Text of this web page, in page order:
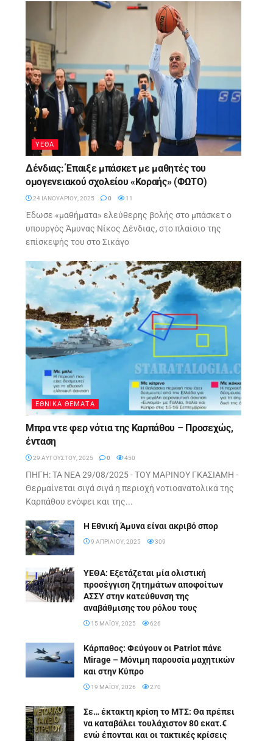
ΥΕΘΑ
Δένδιας: Έπαιξε μπάσκετ με μαθητές του
ομογενειακού σχολείου «Κοραής» (ΦΩΤΟ)
24 ΙΑΝΟΥΑΡΊΟΥ, 2025 0 11
Έδωσε «μαθήματα» ελεύθερης βολής στο μπάσκετ ο
υπουργός Άμυνας Νίκος Δένδιας, στο πλαίσιο της
επίσκεψής του στο Σικάγο
ΕΘΝΙΚΑ ΘΕΜΑΤΑ
Μπρα ντε φερ νότια της Καρπάθου – Προσεχώς,
ένταση
29 ΑΥΓΟΎΣΤΟΥ, 2025 0 450
ΠΗΓΗ: TA NEA 29/08/2025 - ΤΟΥ ΜΑΡIΝΟΥ ΓΚΑΣIΑΜΗ -
Θερμαίνεται σιγά σιγά η περιοχή νοτιοανατολικά της
Καρπάθου ενόψει και της...
Η Εθνική Άμυνα είναι ακριβό σπορ
9 ΑΠΡΙΛΊΟΥ, 2025 309
ΥΕΘΑ: Εξετάζεται μία ολιστική
προσέγγιση ζητημάτων αποφοίτων
ΑΣΣΥ στην κατεύθυνση της
αναβάθμισης του ρόλου τους
15 ΜΑΪ́ΟΥ, 2025 626
Κάρπαθος: Φεύγουν οι Patriot πάνε
Mirage – Μόνιμη παρουσία μαχητικών
και στην Κύπρο
19 ΜΑΪ́ΟΥ, 2026 270
Σε… έκτακτη κρίση το ΜΤΣ: Θα πρέπει
να καταβάλει τουλάχιστον 80 εκατ.€
ενώ έπονται και οι τακτικές κρίσεις